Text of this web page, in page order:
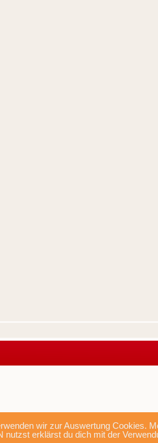
wir zur Auswertung Cookies.
nutzst erklärst du dich mit der